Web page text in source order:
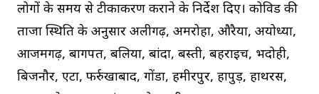
लोगों के समय से टीकाकरण कराने के निर्देश दिए। कोविड की
ताजा स्थिति के अनुसार अलीगढ़, अमरोहा, औरैया, अयोध्या,
आजमगढ़, बागपत, बलिया, बांदा, बस्ती, बहराइच, भदोही,
बिजनौर, एटा, फर्रुखाबाद, गोंडा, हमीरपुर, हापुड़, हाथरस,